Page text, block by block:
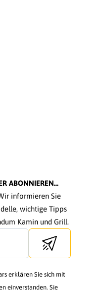
ABONNIEREN...
informieren Sie
wichtige Tipps
Kamin und Grill.
Send newsletter
erklären Sie sich mit
einverstanden. Sie